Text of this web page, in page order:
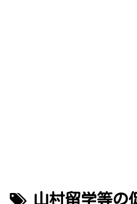
山村留学等の